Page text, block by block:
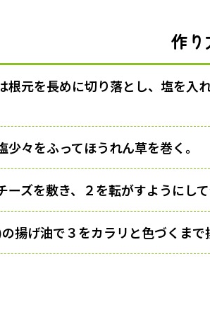
作り
根元を長めに切り落とし、塩を入
少々をふってほうれん草を巻く。
ーズを敷き、２を転がすようにし
揚げ油で３をカラリと色づくまで